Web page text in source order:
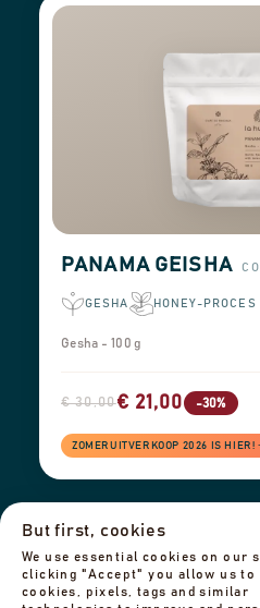
PANAMA GEISHA
GESHA HONEY-PROCES
Gesha - 100 g
€ 30,00€ 21,00 -30%
Verzendinformatie
Privacybeleid
Ons team
But first, cookies
We use essential cookies on our
clicking "Accept" you allow us to
cookies, pixels, tags and similar